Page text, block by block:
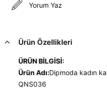
Yorum Yaz
Ürün Özellikleri
ÜRÜN BİLGİSİ:
Ürün Adı:Dipmoda kadın
QNS036